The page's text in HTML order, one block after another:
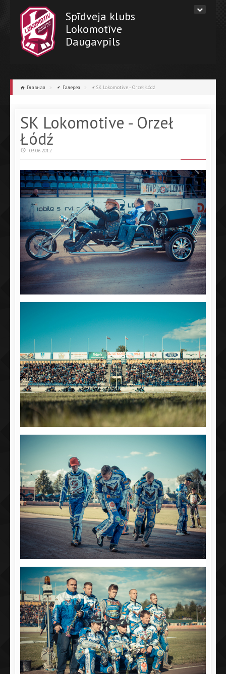
Spīdveja klubs
Lokomotīve
Daugavpils
Главная » Галерея » SK Lokomotive - Orzeł Łódź
SK Lokomotive - Orzeł
Łódź
03.06.2012